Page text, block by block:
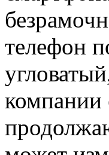
телефон
компании